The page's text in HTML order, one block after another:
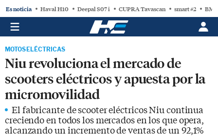
Es noticia Haval H10 Deepal S07 i CUPRA Tavascan smart #2
MOTOS ELÉCTRICAS
Niu revoluciona el mercado de
scooters eléctricos y apuesta por la
micromovilidad
El fabricante de scooter eléctricos Niu continua
creciendo en todos los mercados en los que opera,
alcanzando un incremento de ventas de un 92,1%